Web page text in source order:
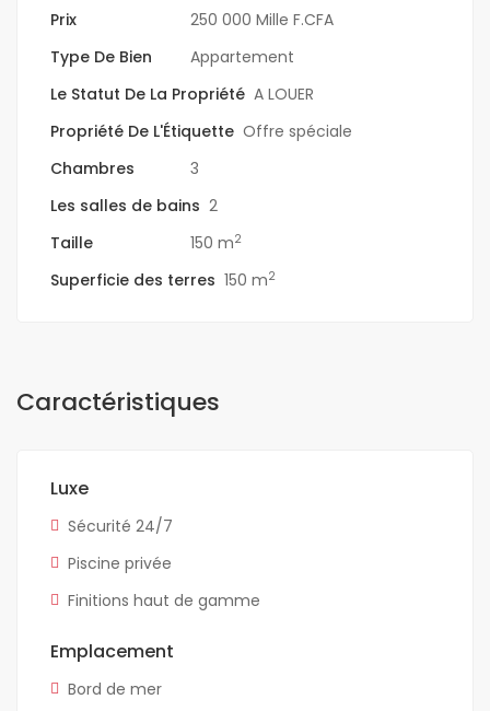
Prix
250 000 Mille F.CFA
Type De Bien
Appartement
Le Statut De La Propriété A LOUER
Propriété De L'Étiquette Offre spéciale
Chambres
3
Les salles de bains 2
Taille
150 m2
Superficie des terres 150 m2
Caractéristiques
Luxe
Sécurité 24/7
Piscine privée
Finitions haut de gamme
Emplacement
Bord de mer